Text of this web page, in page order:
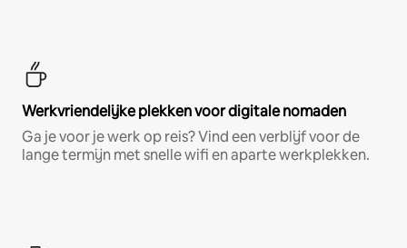
Werkvriendelijke plekken voor digitale nomaden
Ga je voor je werk op reis? Vind een verblijf voor de
lange termijn met snelle wifi en aparte werkplekken.